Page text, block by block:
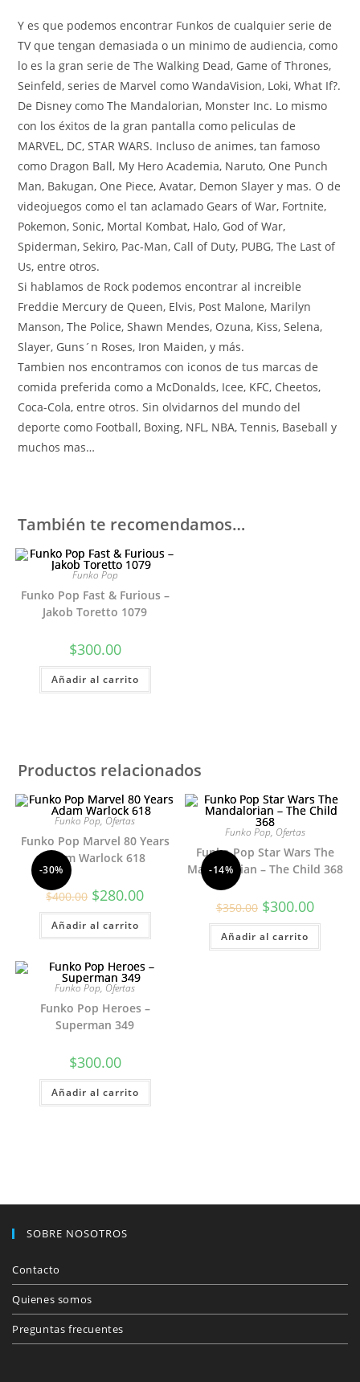
Y es que podemos encontrar Funkos de cualquier serie de
TV que tengan demasiada o un minimo de audiencia, como
lo es la gran serie de The Walking Dead, Game of Thrones,
Seinfeld, series de Marvel como WandaVision, Loki, What If?.
De Disney como The Mandalorian, Monster Inc. Lo mismo
con los éxitos de la gran pantalla como peliculas de
MARVEL, DC, STAR WARS. Incluso de animes, tan famoso
como Dragon Ball, My Hero Academia, Naruto, One Punch
Man, Bakugan, One Piece, Avatar, Demon Slayer y mas. O de
videojuegos como el tan aclamado Gears of War, Fortnite,
Pokemon, Sonic, Mortal Kombat, Halo, God of War,
Spiderman, Sekiro, Pac-Man, Call of Duty, PUBG, The Last of
Us, entre otros.
Si hablamos de Rock podemos encontrar al increible
Freddie Mercury de Queen, Elvis, Post Malone, Marilyn
Manson, The Police, Shawn Mendes, Ozuna, Kiss, Selena,
Slayer, Guns´n Roses, Iron Maiden, y más.
Tambien nos encontramos con iconos de tus marcas de
comida preferida como a McDonalds, Icee, KFC, Cheetos,
Coca-Cola, entre otros. Sin olvidarnos del mundo del
deporte como Football, Boxing, NFL, NBA, Tennis, Baseball y
muchos mas…
También te recomendamos…
Funko Pop
Funko Pop Fast & Furious –
Jakob Toretto 1079
$300.00
Añadir al carrito
Productos relacionados
-30%
Funko Pop, Ofertas
Funko Pop Marvel 80 Years
Adam Warlock 618
$400.00 El
precio
original
era:
$400.00.
$280.00El
actual
$280.00.
Añadir al carrito
-14%
Funko Pop, Ofertas
Funko Pop Star Wars The
Mandalorian – The Child 368
$350.00 El
precio
original
era:
$350.00.
$300.00El
precio
actual
$300.00.
Añadir al carrito
Funko Pop, Ofertas
Funko Pop Heroes –
Superman 349
$300.00
Añadir al carrito
SOBRE NOSOTROS
Contacto
Quienes somos
Preguntas frecuentes